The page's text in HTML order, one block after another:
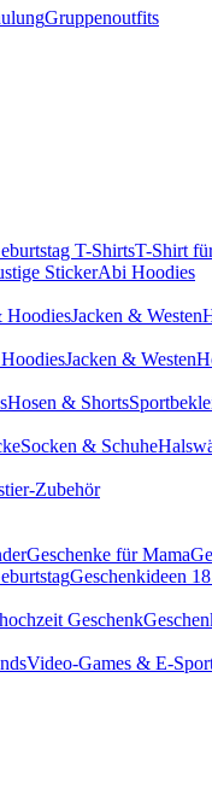
Gruppenoutfits
T-ShirtsT-Shirt
StickerAbi Hoodies
HoodiesJacken & Westen
Jacken & Westen
Hosen & Shorts
Socken & Schuhe
Zubehör
Geschenke für Mama
Geschenkideen
Geschenk
Video-Games & E-